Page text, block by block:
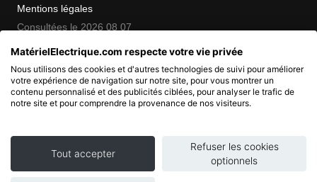
Mentions légales
Consultées le 2026 08 07
COPYRIGHT
© 2007 - 2026 Nimbanet
MatérielElectrique.com respecte votre vie privée
Nous utilisons des cookies et d'autres technologies de suivi pour améliorer
votre expérience de navigation sur notre site, pour vous montrer un
contenu personnalisé et des publicités ciblées, pour analyser le trafic de
notre site et pour comprendre la provenance de nos visiteurs.
Tout accepter
Refuser les cookies
optionnels